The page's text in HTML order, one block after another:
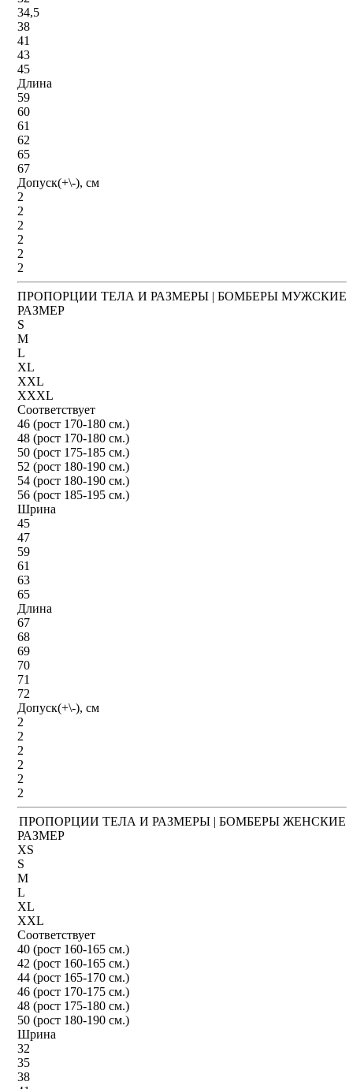
34,5
38
41
43
45
Длина
59
60
61
62
65
67
Допуск(+\-), см
2
2
2
2
2
2
ПРОПОРЦИИ ТЕЛА И РАЗМЕРЫ | БОМБЕРЫ МУЖСКИЕ
РАЗМЕР
S
M
L
XL
XXL
XXXL
Соответствует
46 (рост 170-180 см.)
48 (рост 170-180 см.)
50 (рост 175-185 см.)
52 (рост 180-190 см.)
54 (рост 180-190 см.)
56 (рост 185-195 см.)
Шрина
45
47
59
61
63
65
Длина
67
68
69
70
71
72
Допуск(+\-), см
2
2
2
2
2
2
ПРОПОРЦИИ ТЕЛА И РАЗМЕРЫ | БОМБЕРЫ ЖЕНСКИЕ
РАЗМЕР
XS
S
M
L
XL
XXL
Соответствует
40 (рост 160-165 см.)
42 (рост 160-165 см.)
44 (рост 165-170 см.)
46 (рост 170-175 см.)
48 (рост 175-180 см.)
50 (рост 180-190 см.)
Шрина
32
35
38